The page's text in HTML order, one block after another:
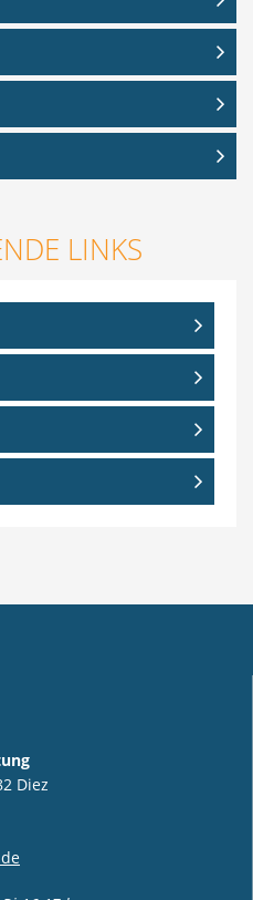
LINKS
Diez